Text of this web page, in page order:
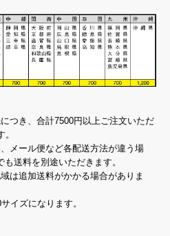
つき、合計7500円以上ご注文いただ
メール便など各配送方法が違う場
送料を別途いただきます。
は追加送料がかかる場合がありま
イズになります。